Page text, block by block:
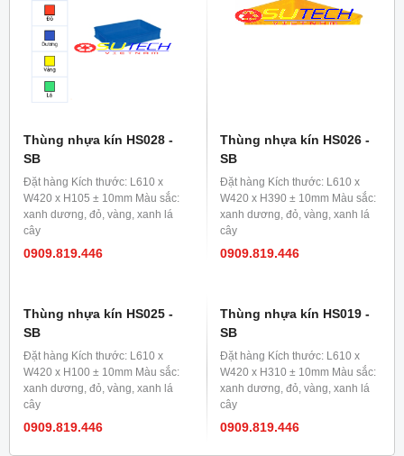
Thùng nhựa kín HS028 -
SB
Đặt hàng Kích thước: L610 x
W420 x H105 ± 10mm Màu sắc:
xanh dương, đỏ, vàng, xanh lá
cây
0909.819.446
Thùng nhựa kín HS026 -
SB
Đặt hàng Kích thước: L610 x
W420 x H390 ± 10mm Màu sắc:
xanh dương, đỏ, vàng, xanh lá
cây
0909.819.446
Thùng nhựa kín HS025 -
SB
Đặt hàng Kích thước: L610 x
W420 x H100 ± 10mm Màu sắc:
xanh dương, đỏ, vàng, xanh lá
cây
0909.819.446
Thùng nhựa kín HS019 -
SB
Đặt hàng Kích thước: L610 x
W420 x H310 ± 10mm Màu sắc:
xanh dương, đỏ, vàng, xanh lá
cây
0909.819.446